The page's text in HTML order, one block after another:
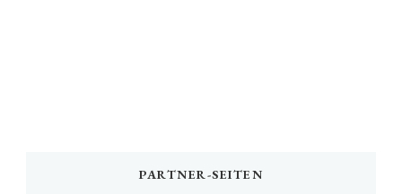
PARTNER-SEITEN